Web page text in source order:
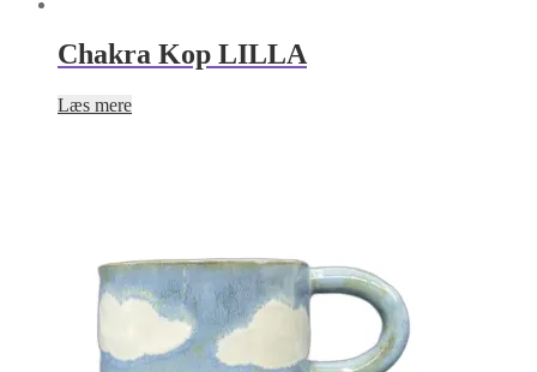
Chakra Kop LILLA
Læs mere